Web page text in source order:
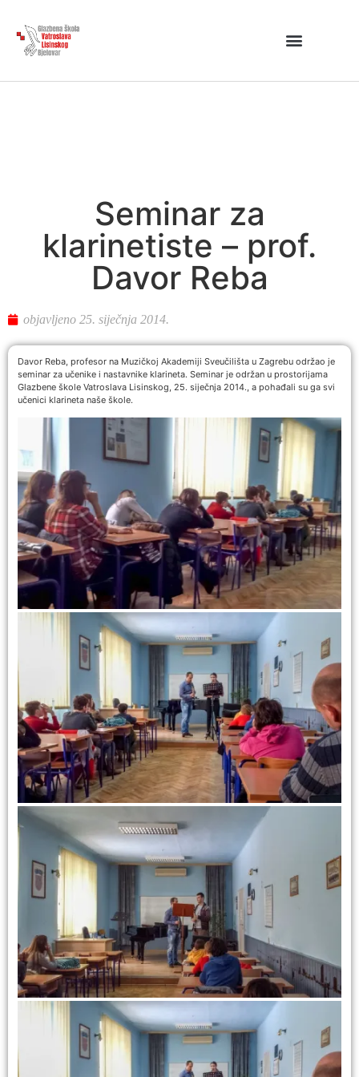
Seminar za
klarinetiste – prof.
Davor Reba
objavljeno 25. siječnja 2014.
Davor Reba, profesor na Muzičkoj Akademiji Sveučilišta u Zagrebu održao je
seminar za učenike i nastavnike klarineta. Seminar je održan u prostorijama
Glazbene škole Vatroslava Lisinskog, 25. siječnja 2014., a pohađali su ga svi
učenici klarineta naše škole.